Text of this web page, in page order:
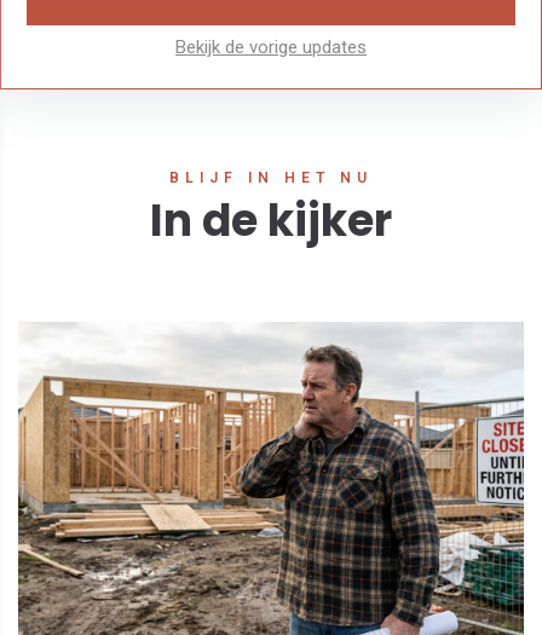
Bekijk de vorige updates
BLIJF IN HET NU
In de kijker